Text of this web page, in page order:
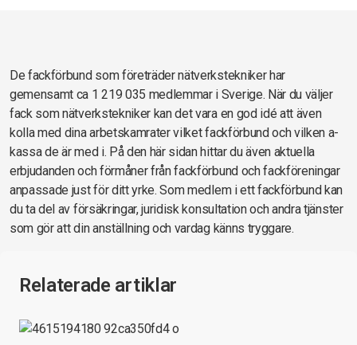
De fackförbund som företräder nätverkstekniker har
gemensamt ca 1 219 035 medlemmar i Sverige. När du väljer
fack som nätverkstekniker kan det vara en god idé att även
kolla med dina arbetskamrater vilket fackförbund och vilken a-
kassa de är med i. På den här sidan hittar du även aktuella
erbjudanden och förmåner från fackförbund och fackföreningar
anpassade just för ditt yrke. Som medlem i ett fackförbund kan
du ta del av försäkringar, juridisk konsultation och andra tjänster
som gör att din anställning och vardag känns tryggare.
Relaterade artiklar